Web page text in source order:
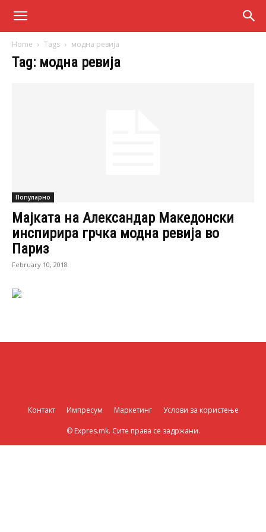
Home Tags модна ревија
Tag: модна ревија
Популарно
Мајката на Александар Македонски
инспирира грчка модна ревија во
Париз
February 10, 2018
Контакт Импресум Маркетинг Услови за користење
© Expres.mk. Сите права се задржани.